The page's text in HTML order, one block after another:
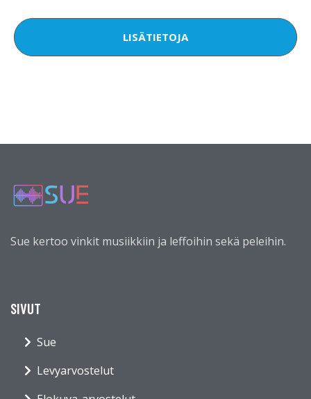
LISÄTIETOJA
Sue kertoo vinkit musiikkiin ja leffoihin sekä peleihin.
SIVUT
Sue
Levyarvostelut